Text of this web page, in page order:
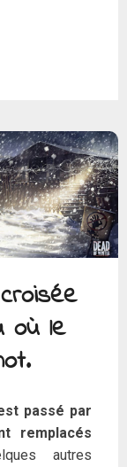
où le
passé par
remplacés
autres